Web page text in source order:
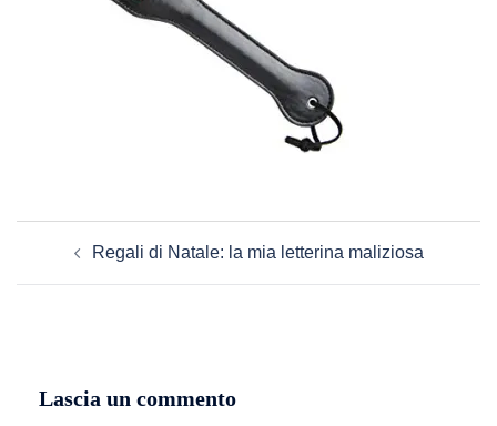
articoloRegali di Natale: la mia letterina maliziosa
Lascia un commento